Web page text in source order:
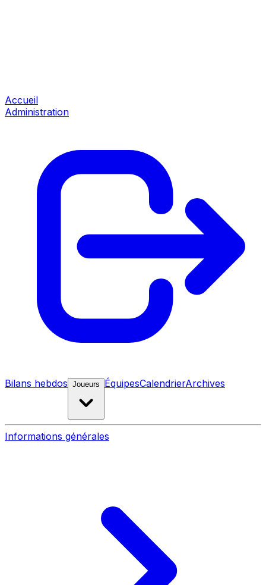
Accueil
Administration
Bilans hebdos Joueurs ÉquipesCalendrierArchives
Informations générales